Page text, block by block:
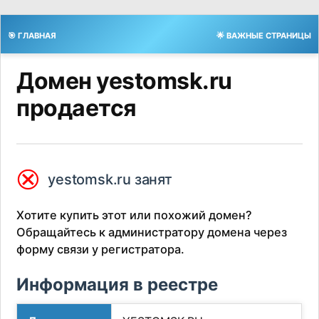
🎯 ГЛАВНАЯ 🌟 ВАЖНЫЕ СТРАНИЦЫ
Домен yestomsk.ru
продается
⮿ yestomsk.ru занят
Хотите купить этот или похожий домен?
Обращайтесь к администратору домена через
форму связи у регистратора.
Информация в реестре